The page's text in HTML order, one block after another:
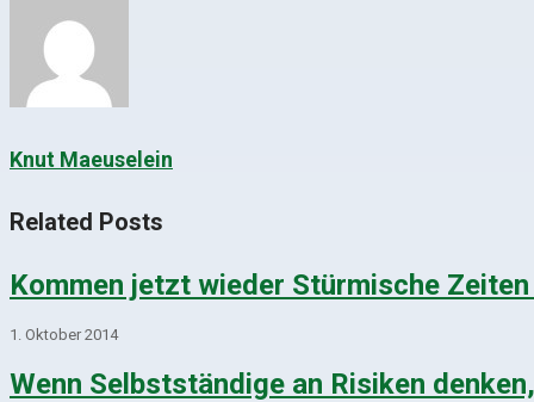
Knut Maeuselein
Related Posts
Kommen jetzt wieder Stürmische Zeiten
1. Oktober 2014
Wenn Selbstständige an Risiken